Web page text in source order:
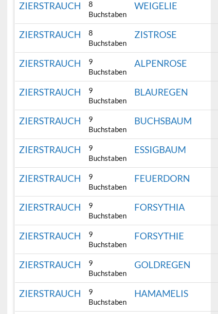
ZIERSTRAUCH
8
Buchstaben
WEIGELIE
ZIERSTRAUCH
8
Buchstaben
ZISTROSE
ZIERSTRAUCH
9
Buchstaben
ALPENROSE
ZIERSTRAUCH
9
Buchstaben
BLAUREGEN
ZIERSTRAUCH
9
Buchstaben
BUCHSBAUM
ZIERSTRAUCH
9
Buchstaben
ESSIGBAUM
ZIERSTRAUCH
9
Buchstaben
FEUERDORN
ZIERSTRAUCH
9
Buchstaben
FORSYTHIA
ZIERSTRAUCH
9
Buchstaben
FORSYTHIE
ZIERSTRAUCH
9
Buchstaben
GOLDREGEN
ZIERSTRAUCH
9
Buchstaben
HAMAMELIS